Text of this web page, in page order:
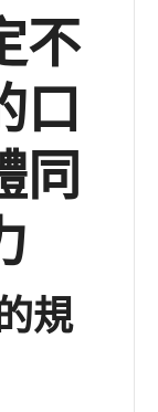
不
口
同
規